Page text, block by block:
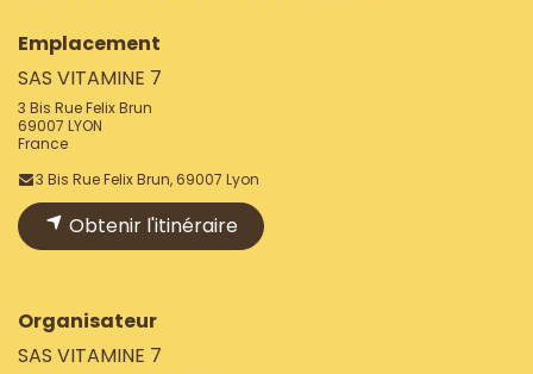
Emplacement
SAS VITAMINE 7
3 Bis Rue Felix Brun
69007 LYON
France
3 Bis Rue Felix Brun, 69007 Lyon
Obtenir l'itinéraire
Organisateur
SAS VITAMINE 7